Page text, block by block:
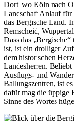
Dort, wo Köln nach
Landschaft Anlauf für
das Bergische Land.
Remscheid,
Dass das
ist, ist ein drolliger
dem historischen
Landesherren.
Ausflugs- und
Ballungszentren, ist
dafür mag die üppige
Sinne des Wortes